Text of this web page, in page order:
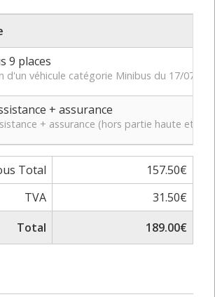
9 places
d'un véhicule catégorie Minibus du 17/07/
+ assurance
+ assurance (hors partie haute et
Total
157.50€
TVA
31.50€
Total
189.00€